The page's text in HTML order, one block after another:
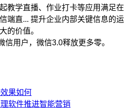
教学直播、作业打卡等应用满足在
端直... 提升企业内部关键信息的运
的价值。
信用户，微信3.0释放更多零。
果如何
软件推进智能营销